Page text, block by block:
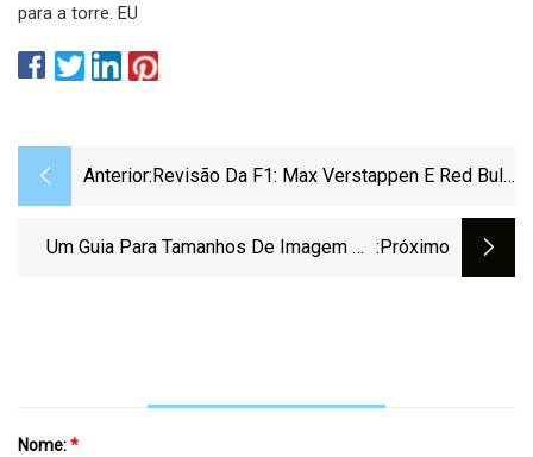
para a torre. EU
Anterior: Revisão Da F1: Max Verstappen E Red Bull
Um Guia Para Tamanhos De Imagem De :próximo
Nome:*